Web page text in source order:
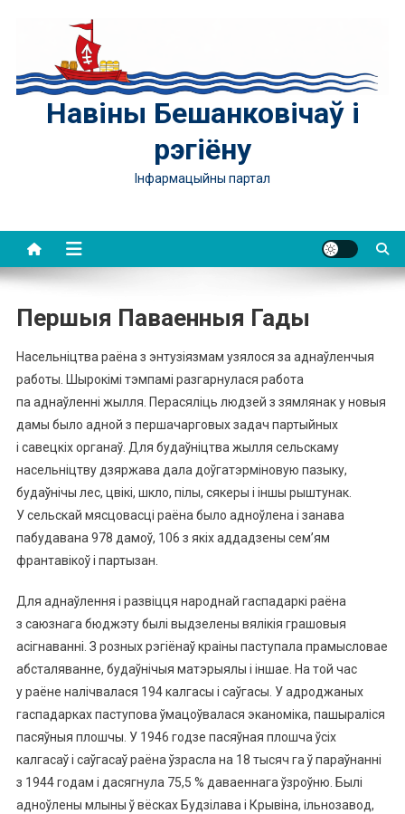
Навіны Бешанковічаў і
рэгіёну
Інфармацыйны партал
Першыя Паваенныя Гады
Насельніцтва раёна з энтузіязмам узялося за аднаўленчыя
работы. Шырокімі тэмпамі разгарнулася работа
па аднаўленні жылля. Перасяліць людзей з зямлянак у новыя
дамы было адной з першачарговых задач партыйных
і савецкіх органаў. Для будаўніцтва жылля сельскаму
насельніцтву дзяржава дала доўгатэрміновую пазыку,
будаўнічы лес, цвікі, шкло, пілы, сякеры і іншы рыштунак.
У сельскай мясцовасці раёна было адноўлена і занава
пабудавана 978 дамоў, 106 з якіх аддадзены сем’ям
франтавікоў і партызан.
Для аднаўлення і развіцця народнай гаспадаркі раёна
з саюзнага бюджэту былі выдзелены вялікія грашовыя
асігнаванні. З розных рэгіёнаў краіны паступала прамысловае
абсталяванне, будаўнічыя матэрыялы і іншае. На той час
у раёне налічвалася 194 калгасы і саўгасы. У адроджаных
гаспадарках паступова ўмацоўвалася эканоміка, пашыраліся
пасяўныя плошчы. У 1946 годзе пасяўная плошча ўсіх
калгасаў і саўгасаў раёна ўзрасла на 18 тысяч га ў параўнанні
з 1944 годам і дасягнула 75,5 % даваеннага ўзроўню. Былі
адноўлены млыны ў вёсках Будзілава і Крывіна, ільнозавод,